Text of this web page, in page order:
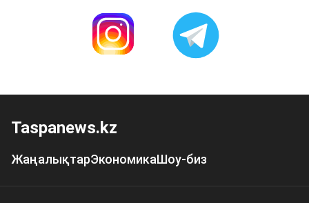
Taspanews.kz
ЖаңалықтарЭкономикаШоу-биз